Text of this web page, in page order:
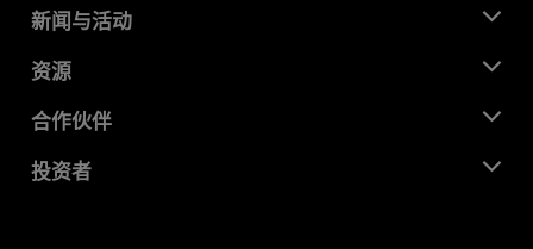
关于 AMD
企业责任
就业机会
联系我们
新闻与活动
新闻中心
媒体库
资源
开发中心
成功案例
合作伙伴
AMD 合作伙伴中心
投资者